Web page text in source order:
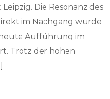
Die Resonanz des
im Nachgang wurde
Aufführung im
Trotz der hohen